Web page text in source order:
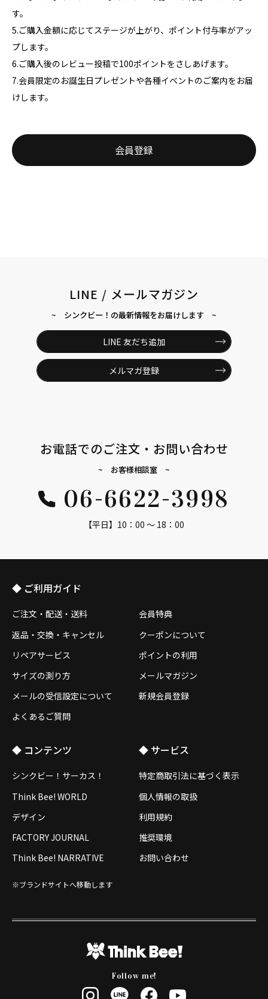
す。
5.ご購入金額に応じてステージが上がり、ポイント付与率がアッ
プします。
6.ご購入後のレビュー投稿で100ポイントをさしあげます。
7.会員限定のお誕生日プレゼントや各種イベントのご案内をお届
けします。
会員登録
LINE / メールマガジン
~ シンクビー！の最新情報をお届けします ~
LINE 友だち追加
メルマガ登録
お電話でのご注文・お問い合わせ
~ お客様相談室 ~
06-6622-3998
【平日】10：00 ～ 18：00
◆ ご利用ガイド
ご注文・配送・送料
返品・交換・キャンセル
リペアサービス
サイズの測り方
メールの受信設定について
よくあるご質問
会員特典
クーポンについて
ポイントの利用
メールマガジン
新規会員登録
◆ コンテンツ
シンクビー！サーカス！
Think Bee! WORLD
デザイン
FACTORY JOURNAL
Think Bee! NARRATIVE
※ブランドサイトへ移動します
◆ サービス
特定商取引法に基づく表示
個人情報の取扱
利用規約
推奨環境
お問い合わせ
Follow me!